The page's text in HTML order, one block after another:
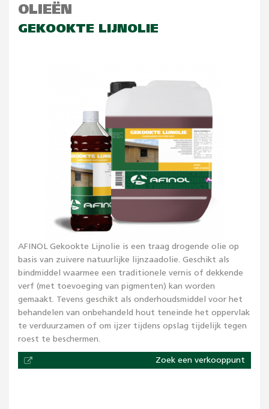
OLIEËN
GEKOOKTE LIJNOLIE
AFINOL Gekookte Lijnolie is een traag drogende olie op
basis van zuivere natuurlijke lijnzaadolie. Geschikt als
bindmiddel waarmee een traditionele vernis of dekkende
verf (met toevoeging van pigmenten) kan worden
gemaakt. Tevens geschikt als onderhoudsmiddel voor het
behandelen van onbehandeld hout teneinde het oppervlak
te verduurzamen of om ijzer tijdens opslag tijdelijk tegen
roest te beschermen.
Zoek een verkooppunt